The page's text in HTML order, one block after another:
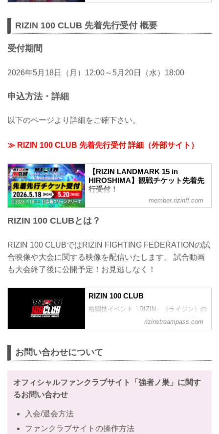
RIZIN 100 CLUB 先着先行受付 概要
受付期間
2026年5月18日（月）12:00～5月20日（水）18:00
申込方法・詳細
以下のページより詳細をご確下さい。
≫ RIZIN 100 CLUB 先着先行受付 詳細（外部サイト）
【RIZIN LANDMARK 15 in
HIROSHIMA】観戦チケット先着先
行受付！
RIZIN LANDMARK 15 in HIROSHIMAの
100 CLUB会員様向けに、2026年5月18日
抽選で決定させていただきます。お申込
み多数の場合、お席の優先確保のみで、
良席の保障はいたしかねます。
【名称】RIZIN LANDMARK 15 in
HIROSHIM...
member.rizinff.com
RIZIN 100 CLUBとは？
RIZIN 100 CLUBではRIZIN FIGHTING FEDERATIONの試
合映像や大会に関する映像を配信いたします。 試合動画
も大会終了後に公開予定！お見逃しなく！
RIZIN 100 CLUB
格闘技イベント「RIZIN」（ライジン）の
最新ニュースはもちろん、試合やRIZINに
まつわる動画を網羅！
rizinstreampass.com
お問い合わせについて
オフィシャルファンクラブサイト「強者ノ巣」に関す
るお問い合わせ
入会/退会方法
ファンクラブサイトの操作方法